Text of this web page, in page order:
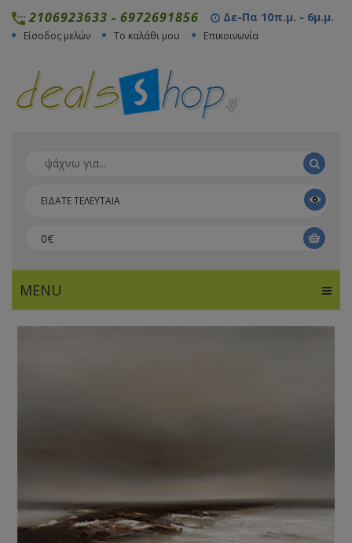
2106923633 - 6972691856 Δε-Πα 10π.μ. - 6μ.μ.
Είσοδος μελών Το καλάθι μου Επικοινωνία
ΕΙΔΑΤΕ ΤΕΛΕΥΤΑΙΑ
0€
MENU